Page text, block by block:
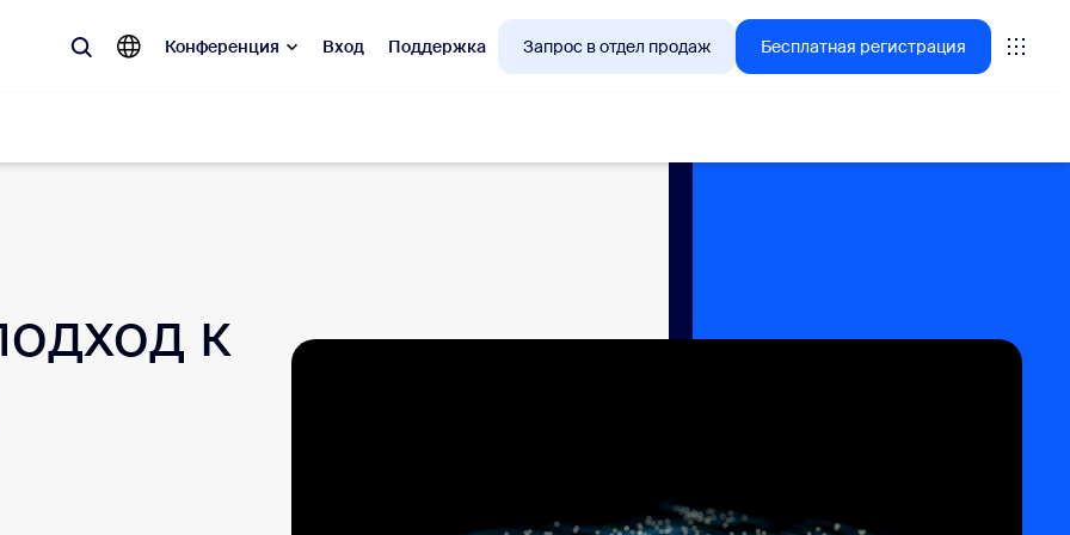
Конференция Вход Поддержка Запрос в отдел продаж Бесплатная регистрация
Notes Meetings
Аналитика работы с клиентами
к